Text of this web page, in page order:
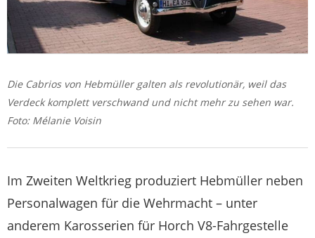
Die Cabrios von Hebmüller galten als revolutionär, weil das
Verdeck komplett verschwand und nicht mehr zu sehen war.
Foto: Mélanie Voisin
Im Zweiten Weltkrieg produziert Hebmüller neben
Personalwagen für die Wehrmacht – unter
anderem Karosserien für Horch V8-Fahrgestelle